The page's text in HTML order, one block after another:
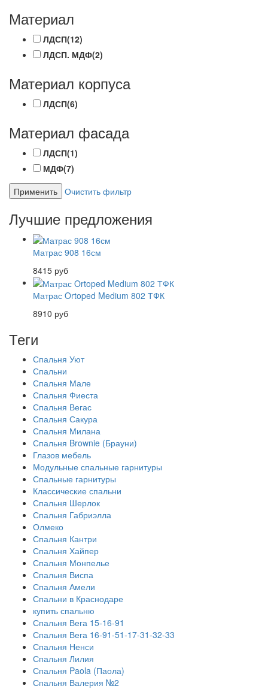
Материал
ЛДСП(12)
ЛДСП. МДФ(2)
Материал корпуса
ЛДСП(6)
Материал фасада
ЛДСП(1)
МДФ(7)
Применить Очистить фильтр
Лучшие предложения
Матрас 908 16см
8415 руб
Матрас Ortoped Medium 802 ТФК
8910 руб
Теги
Спальня Уют
Спальни
Спальня Мале
Спальня Фиеста
Спальня Вегас
Спальня Сакура
Спальня Милана
Спальня Brownie (Брауни)
Глазов мебель
Модульные спальные гарнитуры
Спальные гарнитуры
Классические спальни
Спальня Шерлок
Спальня Габриэлла
Олмеко
Спальня Кантри
Спальня Хайпер
Спальня Монпелье
Спальня Виспа
Спальня Амели
Спальни в Краснодаре
купить спальню
Спальня Вега 15-16-91
Спальня Вега 16-91-51-17-31-32-33
Спальня Ненси
Спальня Лилия
Спальня Paola (Паола)
Спальня Валерия №2